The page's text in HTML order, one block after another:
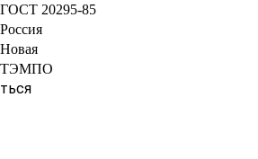
ГОСТ 20295-85
Россия
Новая
ТЭМПО